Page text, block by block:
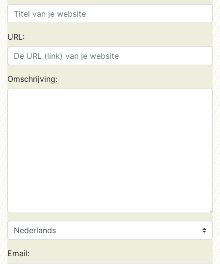
URL:
Omschrijving:
Email: